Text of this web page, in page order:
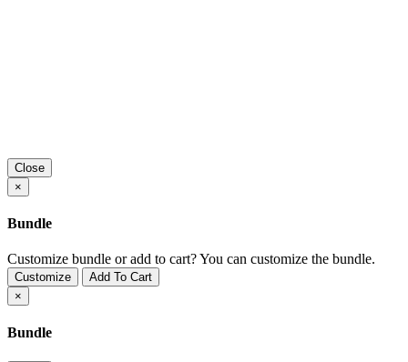
Close
×
Bundle
Customize bundle or add to cart?You can customize the bundle.
Customize
Add To Cart
×
Bundle